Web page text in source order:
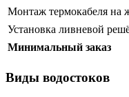
Монтаж термокабеля на
Установка ливневой
Минимальный заказ
Виды водостоков